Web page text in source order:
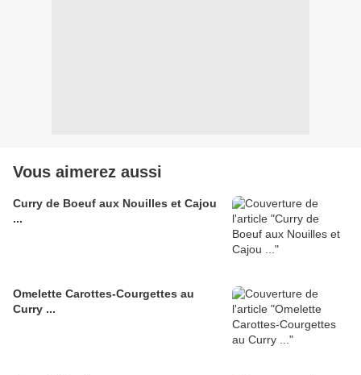
Vous aimerez aussi
Curry de Boeuf aux Nouilles et Cajou
...
Omelette Carottes-Courgettes au
Curry ...